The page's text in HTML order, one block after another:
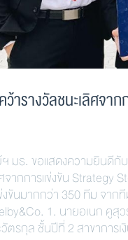
ารางวัลชนะเลิศจา
ธ. ขอแสดงความยินดีกั
จากการแข่งขัน Strategy
งขันมากกว่า 350 ทีม จา
1. นายอเนก คูสุ
ตรกุล ชั้นปีที่ 2 สาขากา